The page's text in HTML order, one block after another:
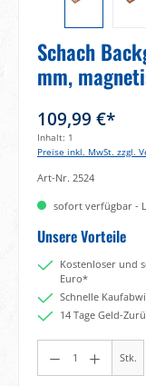
Schach
mm,
109,99 €*
Inhalt: 1
Preise inkl. MwSt. zzgl.
Art-Nr. 2524
sofort verfügbar -
Unsere Vorteile
Kostenloser und
Euro*
Schnelle
14 Tage Geld-
Produkt Anzahl: Gib
Stk.